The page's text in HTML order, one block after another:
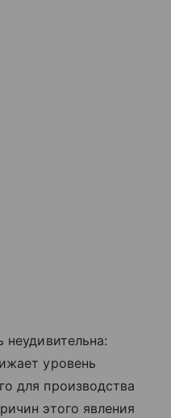
неудивительна:
уровень
для производства
этого явления